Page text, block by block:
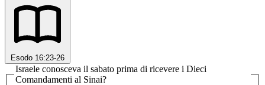
Esodo 16:23-26
Israele conosceva il sabato prima di ricevere i Dieci
Comandamenti al Sinai?